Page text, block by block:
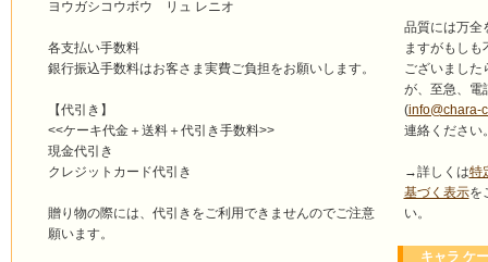
ヨウガシコウボウ リュ レニオ
各支払い手数料
銀行振込手数料はお客さま実費ご負担をお願いします。
【代引き】
<<ケーキ代金＋送料＋代引き手数料>>
現金代引き
クレジットカード代引き
贈り物の際には、代引きをご利用できませんのでご注意
願います。
品質には万全
ますがもしも
ございました
が、至急、電
(info@chara-
連絡ください
→詳しくは特
基づく表示を
い。
キャラ ケ